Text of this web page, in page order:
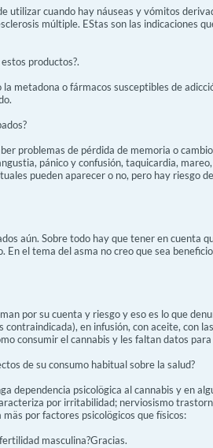
utilizar cuando hay náuseas y vómitos
múltiple. EStas son las indicaciones
productos?.
metadona o fármacos susceptibles de
problemas de pérdida de memoria o
pánico y confusión, taquicardia,
pueden aparecer o no, pero hay riesgo
aún. Sobre todo hay que tener en cuenta
el tema del asma no creo que sea
por su cuenta y riesgo y eso es lo que
en infusión, con aceite, con
consumir el cannabis y les faltan datos
de su consumo habitual sobre la salud?
dependencia psicolögica al cannabis y en
por irritabilidad; nerviosismo
por factores psicolögicos que fïsicos:
masculina?Gracias.